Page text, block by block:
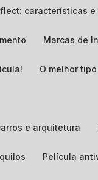
características
Marcas de
O melhor
e arquitetura
Película